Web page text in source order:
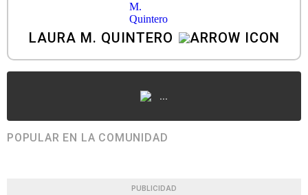
LAURA M. QUINTERO
...
POPULAR EN LA COMUNIDAD
PUBLICIDAD